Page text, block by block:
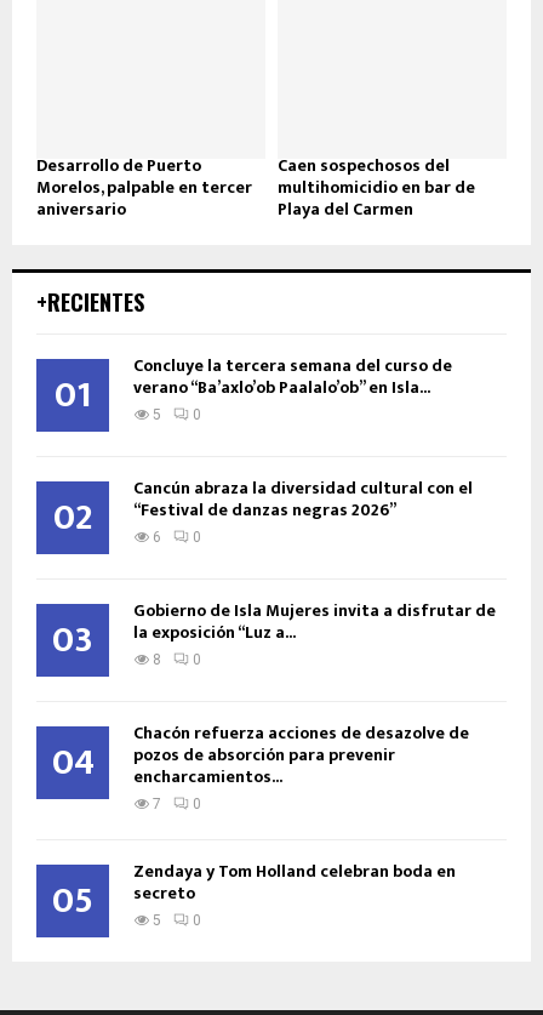
Desarrollo de Puerto
Morelos, palpable en tercer
aniversario
Caen sospechosos del
multihomicidio en bar de
Playa del Carmen
+RECIENTES
01 Concluye la tercera semana del curso de
verano “Ba’axlo’ob Paalalo’ob” en Isla...
5 0
02 Cancún abraza la diversidad cultural con el
“Festival de danzas negras 2026”
6 0
03 Gobierno de Isla Mujeres invita a disfrutar de
la exposición “Luz a...
8 0
04 Chacón refuerza acciones de desazolve de
pozos de absorción para prevenir
encharcamientos...
7 0
05 Zendaya y Tom Holland celebran boda en
secreto
5 0